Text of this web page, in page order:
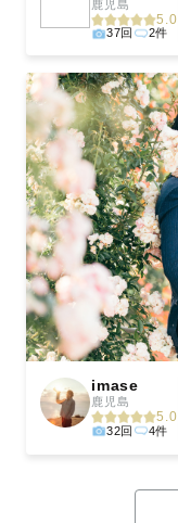
鹿児島
5.0
37回 2件
imase
鹿児島
5.0
32回 4件